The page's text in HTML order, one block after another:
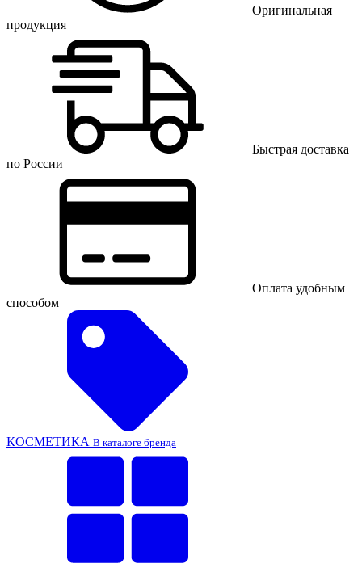
Оригинальная
продукция
Быстрая доставка
по России
Оплата удобным
способом
КОСМЕТИКА В каталоге бренда